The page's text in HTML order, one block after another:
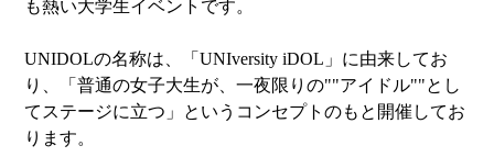
も熱い⼤学⽣イベントです。
UNIDOLの名称は、「UNIversity iDOL」に由来してお
り、「普通の⼥⼦⼤⽣が、一夜限りの""アイドル""とし
てステージに⽴つ」というコンセプトのもと開催してお
ります。